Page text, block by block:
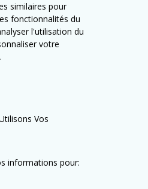
similaires pour
fonctionnalités du
l'utilisation du
votre
Vos
informations pour: